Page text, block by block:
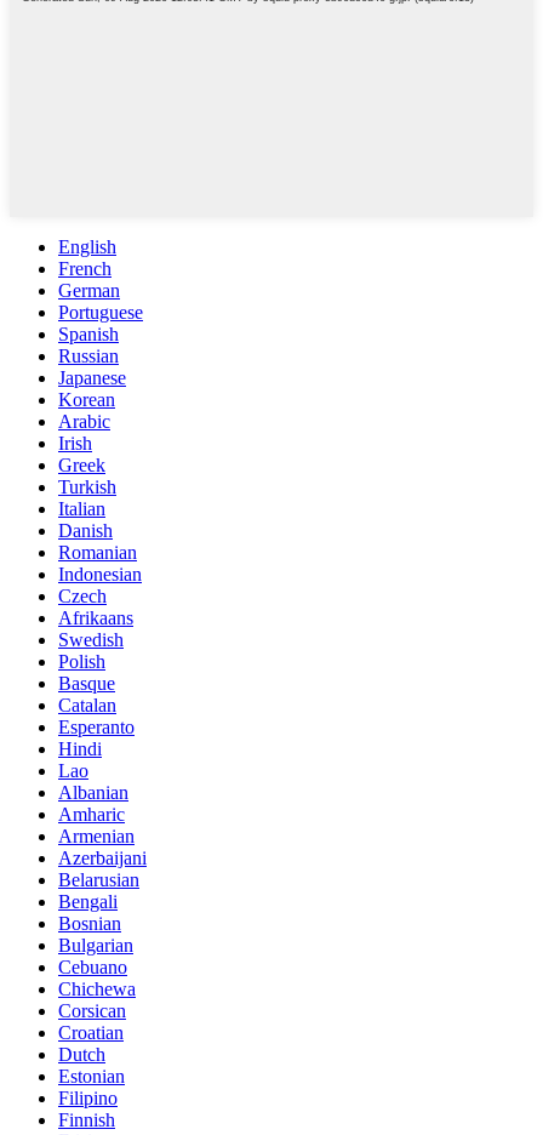
English
French
German
Portuguese
Spanish
Russian
Japanese
Korean
Arabic
Irish
Greek
Turkish
Italian
Danish
Romanian
Indonesian
Czech
Afrikaans
Swedish
Polish
Basque
Catalan
Esperanto
Hindi
Lao
Albanian
Amharic
Armenian
Azerbaijani
Belarusian
Bengali
Bosnian
Bulgarian
Cebuano
Chichewa
Corsican
Croatian
Dutch
Estonian
Filipino
Finnish